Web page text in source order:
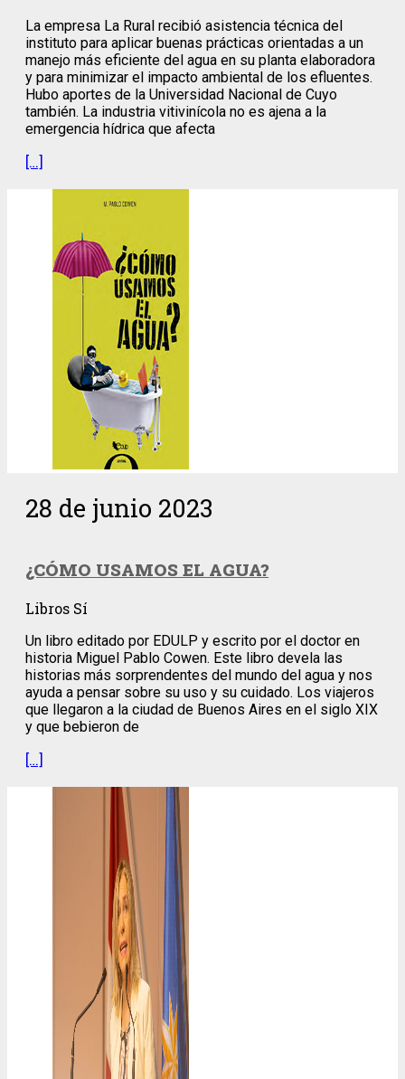
La empresa La Rural recibió asistencia técnica del
instituto para aplicar buenas prácticas orientadas a un
manejo más eficiente del agua en su planta elaboradora
y para minimizar el impacto ambiental de los efluentes.
Hubo aportes de la Universidad Nacional de Cuyo
también. La industria vitivinícola no es ajena a la
emergencia hídrica que afecta
[…]
28 de junio 2023
¿CÓMO USAMOS EL AGUA?
Libros Sí
Un libro editado por EDULP y escrito por el doctor en
historia Miguel Pablo Cowen. Este libro devela las
historias más sorprendentes del mundo del agua y nos
ayuda a pensar sobre su uso y su cuidado. Los viajeros
que llegaron a la ciudad de Buenos Aires en el siglo XIX
y que bebieron de
[…]